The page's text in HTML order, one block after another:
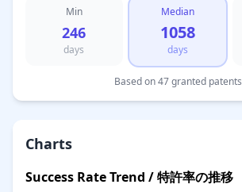
Min
246
days
Median
1058
days
Based on 47 granted patents
Charts
Success Rate Trend / 特許率の推移